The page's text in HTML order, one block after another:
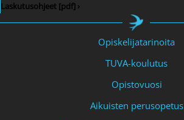
Laskutusohjeet [pdf] ›
Opiskelijatarinoita
TUVA-koulutus
Opistovuosi
Aikuisten perusopetus